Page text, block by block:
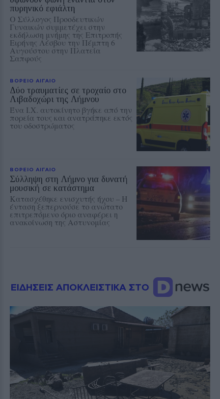
πυρηνικό εφιάλτη
Ο Σύλλογος Προοδευτικών
Γυναικών συμμετέχει στην
εκδήλωση μνήμης της Επιτροπής
Ειρήνης Λέσβου την Πέμπτη 6
Αυγούστου στην Πλατεία
Σαπφούς
ΒΟΡΕΙΟ ΑΙΓΑΙΟ
Δύο τραυματίες σε τροχαίο στο
Λιβαδοχώρι της Λήμνου
Ένα Ι.Χ. αυτοκίνητο βγήκε από την
πορεία τους και ανατράπηκε εκτός
του οδοστρώματος
ΒΟΡΕΙΟ ΑΙΓΑΙΟ
Σύλληψη στη Λήμνο για δυνατή
μουσική σε κατάστημα
Κατασχέθηκε ενισχυτής ήχου – Η
ένταση ξεπερνούσε το ανώτατο
επιτρεπόμενο όριο αναφέρει η
ανακοίνωση της Αστυνομίας
ΕΙΔΗΣΕΙΣ ΑΠΟΚΛΕΙΣΤΙΚΑ ΣΤΟ